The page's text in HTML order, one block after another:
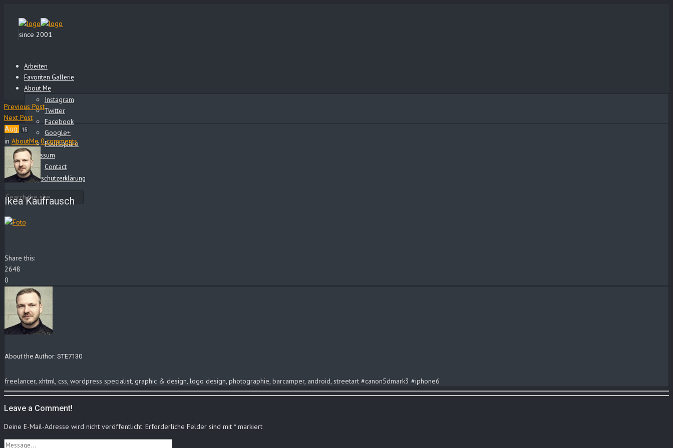
since 2001
Arbeiten
Favoriten Gallerie
About Me
Instagram
Twitter
Facebook
Google+
Foursquare
Impressum
Contact
Datenschutzerklärung
Previous Post
Next Post
Aug. 15
in AboutMe 0 comments
Ikea Kaufrausch
Share this:
2648
0
About the Author: STE7130
freelancer, xhtml, css, wordpress specialist, graphic & design, logo design, photographie, barcamper, android, streetart #canon5dmark3 #iphone6
Leave a Comment!
Deine E-Mail-Adresse wird nicht veröffentlicht. Erforderliche Felder sind mit *markiert